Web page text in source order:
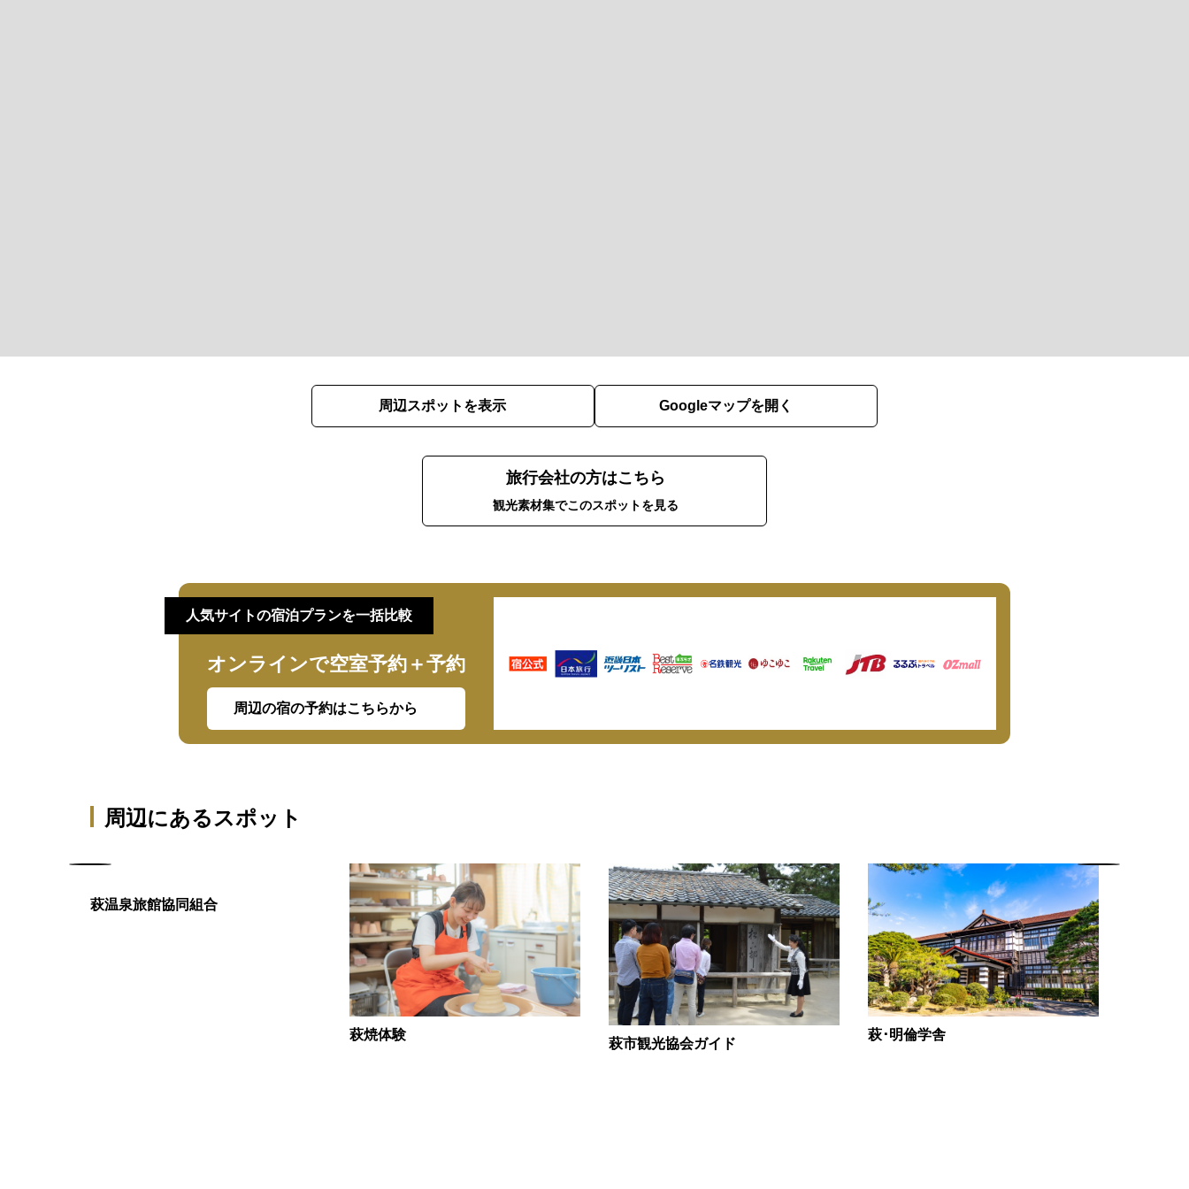
周辺スポットを表示 Googleマップを開く
旅行会社の方はこちら
観光素材集でこのスポットを見る
人気サイトの宿泊プランを一括比較
オンラインで空室予約＋予約
周辺の宿の予約はこちらから
周辺にあるスポット
萩温泉旅館協同組合
萩焼体験
萩市観光協会ガイド
萩･明倫学舎